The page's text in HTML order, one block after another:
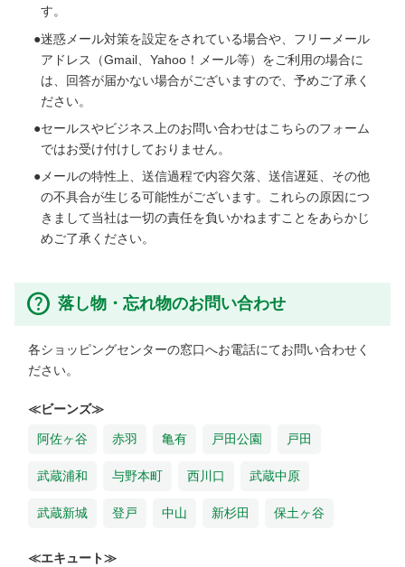
す。
迷惑メール対策を設定をされている場合や、フリーメール
アドレス（Gmail、Yahoo！メール等）をご利用の場合に
は、回答が届かない場合がございますので、予めご了承く
ださい。
セールスやビジネス上のお問い合わせはこちらのフォーム
ではお受け付けしておりません。
メールの特性上、送信過程で内容欠落、送信遅延、その他
の不具合が生じる可能性がございます。これらの原因につ
きまして当社は一切の責任を負いかねますことをあらかじ
めご了承ください。
落し物・忘れ物のお問い合わせ
各ショッピングセンターの窓口へお電話にてお問い合わせく
ださい。
≪ビーンズ≫
阿佐ヶ谷 赤羽 亀有 戸田公園 戸田
武蔵浦和 与野本町 西川口 武蔵中原
武蔵新城 登戸 中山 新杉田 保土ヶ谷
≪エキュート≫